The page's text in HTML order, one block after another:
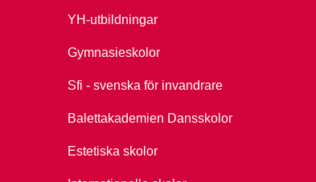
YH-utbildningar
Gymnasieskolor
Sfi - svenska för invandrare
Balettakademien Dansskolor
Estetiska skolor